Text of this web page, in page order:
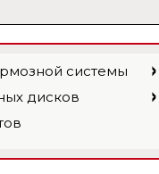
системы
дисков